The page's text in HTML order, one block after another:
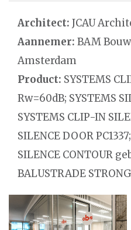
Architect: JCAU
Aannemer: BAM
Amsterdam
Product: SYSTEMS
Rw=60dB; SYSTEMS
SYSTEMS CLIP-IN
SILENCE DOOR
SILENCE CONTOUR
BALUSTRADE